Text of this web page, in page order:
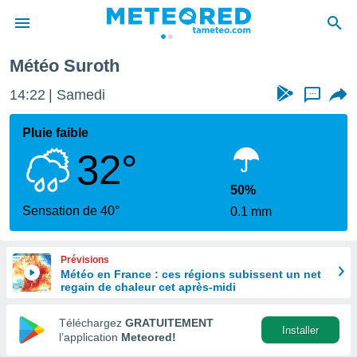
de
par
en
Météo Suroth
14:22 Samedi ...
Pluie faible
32°
Sensation de 40°
50%
0.1 mm
Prévisions
Météo en France : ces régions subissent un net
regain de chaleur cet après-midi
Téléchargez GRATUITEMENT
l’application Meteored!
Installer